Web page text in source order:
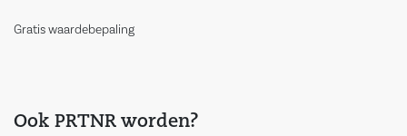
Gratis waardebepaling
Ook PRTNR worden?